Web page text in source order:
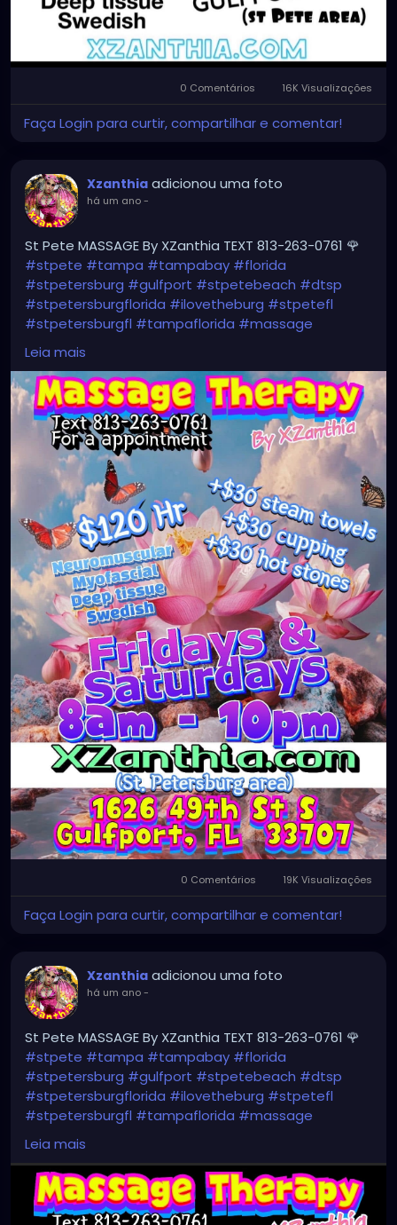
0 Comentários 16K Visualizações
Faça Login para curtir, compartilhar e comentar!
Xzanthia adicionou uma foto
há um ano-
St Pete MASSAGE By XZanthia TEXT 813-263-0761 🌹
#stpete #tampa #tampabay #florida
#stpetersburg #gulfport #stpetebeach #dtsp
#stpetersburgflorida #ilovetheburg #stpetefl
#stpetersburgfl #tampaflorida #massage
#massagetherapy
#clearwaterbeach#sarasota#tampafl
#downtownstpete#southtampa#neuromuscular
#largo#igersstpete#Pinellascounty#ilovestpete
#massageTherapist#instaburg
#brandon
#palmharbor#Clearwater
Leia mais
0 Comentários 19K Visualizações
Faça Login para curtir, compartilhar e comentar!
Xzanthia adicionou uma foto
há um ano-
St Pete MASSAGE By XZanthia TEXT 813-263-0761 🌹
#stpete #tampa #tampabay #florida
#stpetersburg #gulfport #stpetebeach #dtsp
#stpetersburgflorida #ilovetheburg #stpetefl
#stpetersburgfl #tampaflorida #massage
#massagetherapy
#clearwaterbeach #sarasota#tampafl
#downtownstpete#southtampa#neuromuscular
#largo#igersstpete#Pinellascounty#ilovestpete
Leia mais